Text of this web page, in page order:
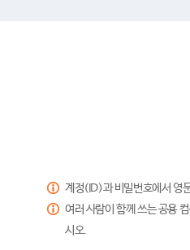
계정(ID)과 비밀번호에서 영
여러 사람이 함께 쓰는 공용
시오.